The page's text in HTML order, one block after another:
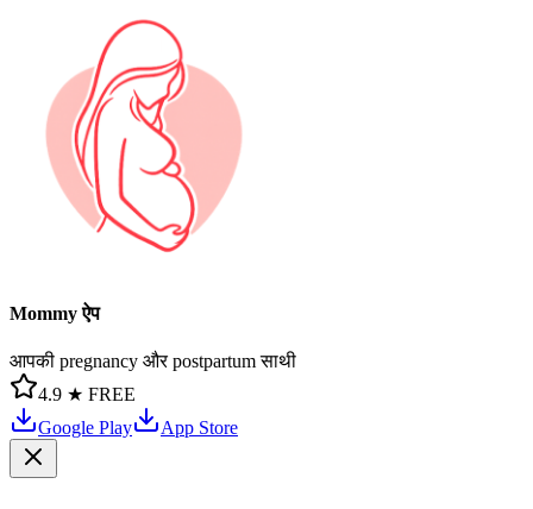
Mommy ऐप
आपकी pregnancy और postpartum साथी
4.9 ★ FREE
Google Play
App Store